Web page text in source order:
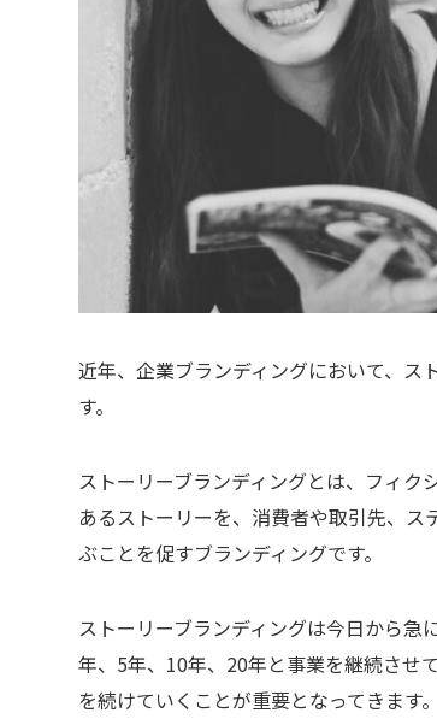
近年、企業ブランディングにおいて、ス
す。
ストーリーブランディングとは、フィ
あるストーリーを、消費者や取引先、
ぶことを促すブランディングです。
ストーリーブランディングは今日から
年、5年、10年、20年と事業を継続させ
を続けていくことが重要となってきます。